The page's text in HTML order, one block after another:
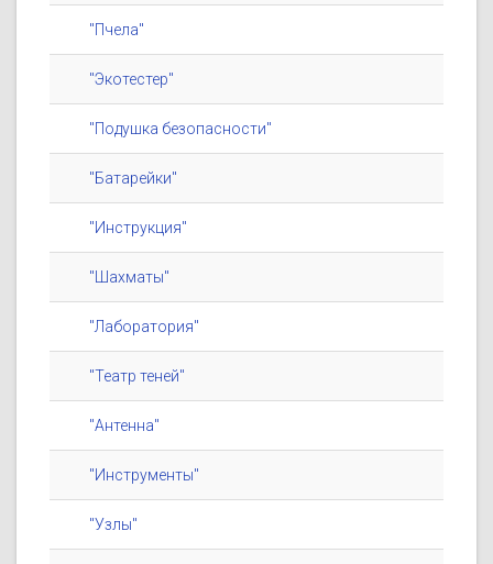
"Пчела"
"Экотестер"
"Подушка безопасности"
"Батарейки"
"Инструкция"
"Шахматы"
"Лаборатория"
"Театр теней"
"Антенна"
"Инструменты"
"Узлы"